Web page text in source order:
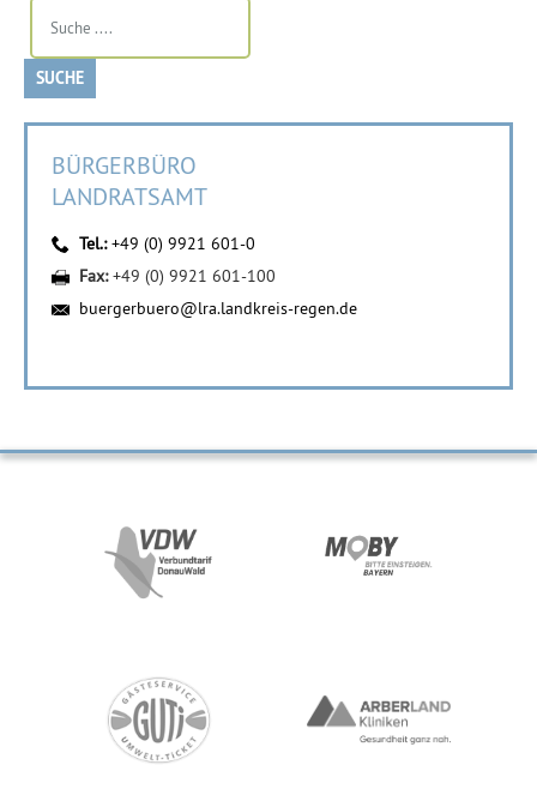
BÜRGERBÜRO
LANDRATSAMT
Tel.:+49 (0) 9921 601-0
Fax:+49 (0) 9921 601-100
buergerbuero@lra.landkreis-regen.de